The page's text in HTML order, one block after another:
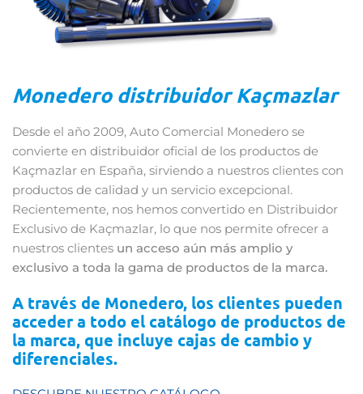
Monedero distribuidor Kaçmazlar
Desde el año 2009, Auto Comercial Monedero se
convierte en distribuidor oficial de los productos de
Kaçmazlar en España, sirviendo a nuestros clientes con
productos de calidad y un servicio excepcional.
Recientemente, nos hemos convertido en Distribuidor
Exclusivo de Kaçmazlar, lo que nos permite ofrecer a
nuestros clientes un acceso aún más amplio y
exclusivo a toda la gama de productos de la marca.
A través de Monedero, los clientes pueden
acceder a todo el catálogo de productos de
la marca, que incluye cajas de cambio y
diferenciales.